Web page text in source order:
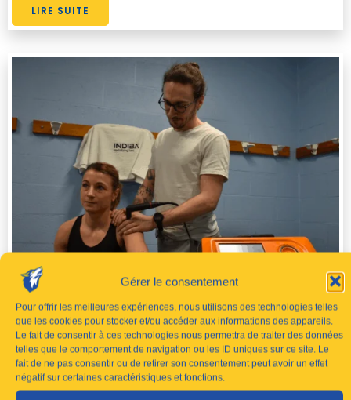
Gérer le consentement
Pour offrir les meilleures expériences, nous utilisons des technologies telles
que les cookies pour stocker et/ou accéder aux informations des appareils.
Le fait de consentir à ces technologies nous permettra de traiter des données
telles que le comportement de navigation ou les ID uniques sur ce site. Le
fait de ne pas consentir ou de retirer son consentement peut avoir un effet
négatif sur certaines caractéristiques et fonctions.
LIRE SUITE
Découverte de la machine INDIBA avec notre
kiné Romain Meurisse
avril 22, 2024